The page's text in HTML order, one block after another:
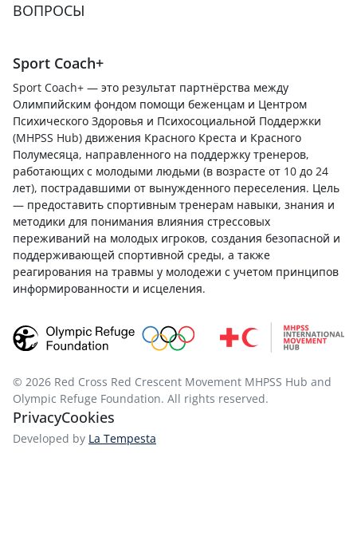
ВОПРОСЫ
Sport Coach+
Sport Coach+ — это результат партнёрства между
Олимпийским фондом помощи беженцам и Центром
Психического Здоровья и Психосоциальной Поддержки
(MHPSS Hub) движения Красного Креста и Красного
Полумесяца, направленного на поддержку тренеров,
работающих с молодыми людьми (в возрасте от 10 до 24
лет), пострадавшими от вынужденного переселения. Цель
— предоставить спортивным тренерам навыки, знания и
методики для понимания влияния стрессовых
переживаний на молодых игроков, создания безопасной и
поддерживающей спортивной среды, а также
реагирования на травмы у молодежи с учетом принципов
информированности и исцеления.
© 2026 Red Cross Red Crescent Movement MHPSS Hub and
Olympic Refuge Foundation. All rights reserved.
PrivacyCookies
Developed by La Tempesta